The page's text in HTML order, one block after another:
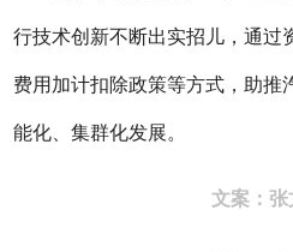
行技术创新不断出实招儿，通过
费用加计扣除政策等方式，助推
能化、集群化发展。
文案：张